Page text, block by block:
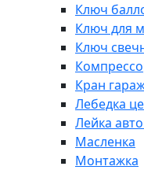
Ключ
Ключ для
Ключ
Кран
Лебедка
Лейка
Масленка
Монтажка